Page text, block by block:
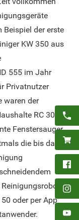
der erste
KW 350 aus
555 im Jahr
Privatnutzer
waren der
RC 3000
Fenstersauger
die bis dahin
oder per App